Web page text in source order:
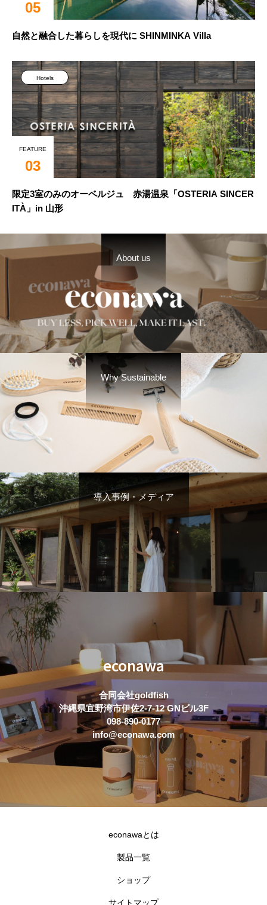
05
自然と融合した暮らしを現代に SHINMINKA Villa
Hotels
FEATURE
03
限定3室のみのオーベルジュ 赤湯温泉「OSTERIA SINCER
ITÀ」in 山形
About us
Why Sustainable
導入事例・メディア
econawa
合同会社goldfish
沖縄県宜野湾市伊佐2-7-12 GNビル3F
098-890-0177
info@econawa.com
econawaとは
製品一覧
ショップ
サイトマップ